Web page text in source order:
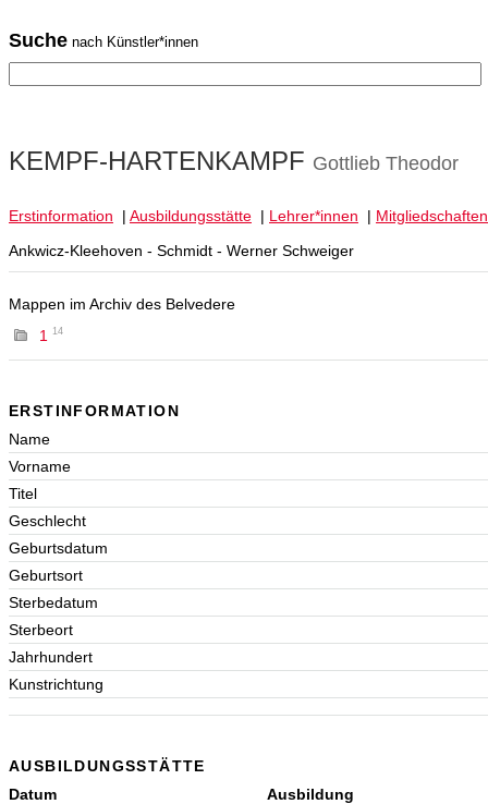
Suche nach Künstler*innen
KEMPF-HARTENKAMPF Gottlieb Theodor
Erstinformation | Ausbildungsstätte | Lehrer*innen | Mitgliedschaften
Ankwicz-Kleehoven - Schmidt - Werner Schweiger
Mappen im Archiv des Belvedere
1
14
ERSTINFORMATION
Name
Vorname
Titel
Geschlecht
Geburtsdatum
Geburtsort
Sterbedatum
Sterbeort
Jahrhundert
Kunstrichtung
AUSBILDUNGSSTÄTTE
Datum
Ausbildung